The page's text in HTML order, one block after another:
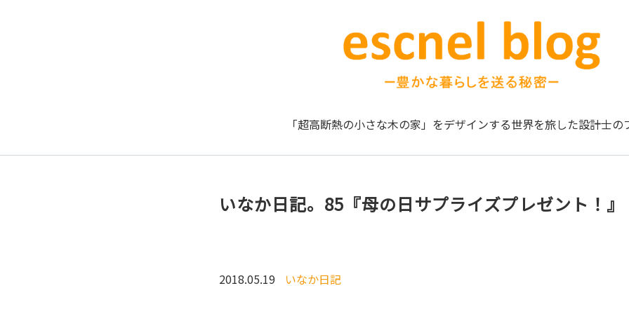
「超高断熱の小さな木の家」をデザインする世界を旅した設計士の
いなか日記。85『母の日サプライズプレゼント！』
2018.05.19 いなか日記